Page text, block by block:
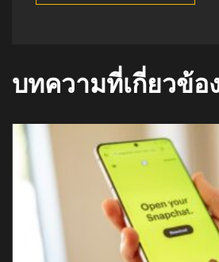
บทความที่เกี่ยวข้อ